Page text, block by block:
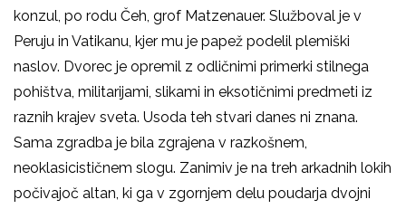
konzul, po rodu Čeh, grof Matzenauer. Služboval je v
Peruju in Vatikanu, kjer mu je papež podelil plemiški
naslov. Dvorec je opremil z odličnimi primerki stilnega
pohištva, militarijami, slikami in eksotičnimi predmeti iz
raznih krajev sveta. Usoda teh stvari danes ni znana.
Sama zgradba je bila zgrajena v razkošnem,
neoklasicističnem slogu. Zanimiv je na treh arkadnih lokih
počivajoč altan, ki ga v zgornjem delu poudarja dvojni